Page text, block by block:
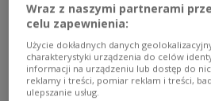
Verteidigungsfähigkeit der
insbesondere an ihrer
stärken.
Wraz z naszymi partnerami
celu zapewnienia:
Użycie dokładnych danych
charakterystyki urządzenia do celów
informacji na urządzeniu lub dostęp do
reklamy i treści, pomiar reklam i treści,
ulepszanie usług.